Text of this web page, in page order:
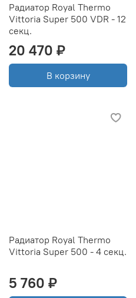
Радиатор Royal Thermo
Vittoria Super 500 VDR - 12
секц.
20 470 ₽
В корзину
Радиатор Royal Thermo
Vittoria Super 500 - 4 секц.
5 760 ₽